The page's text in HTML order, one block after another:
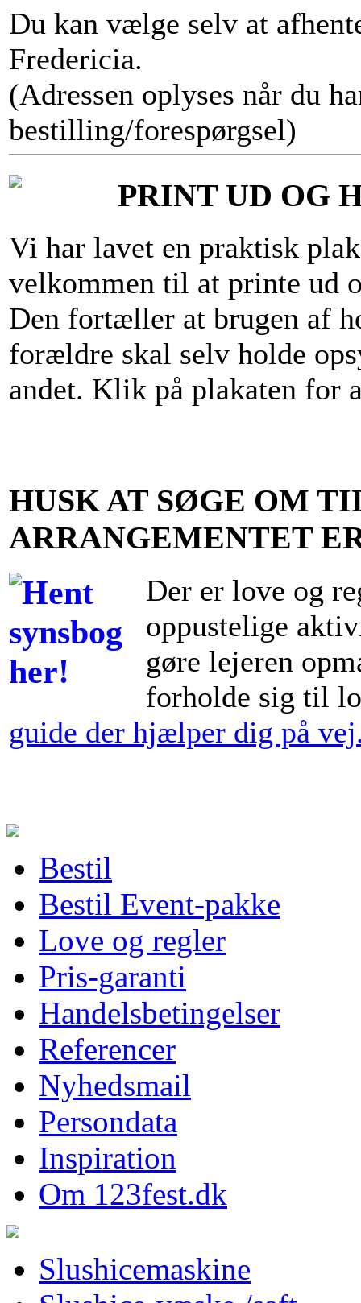
Du kan vælge selv at
Fredericia.
(Adressen oplyses når du
bestilling/forespørgsel)
PRINT UD OG
Vi har lavet en praktisk
velkommen til at printe ud
Den fortæller at brugen af
forældre skal selv holde
andet. Klik på plakaten for
HUSK AT SØGE OM
ARRANGEMENTET
Der er love og
oppustelige
gøre lejeren
forholde sig til
guide der hjælper dig på
Bestil
Bestil Event-pakke
Love og regler
Pris-garanti
Handelsbetingelser
Referencer
Nyhedsmail
Persondata
Inspiration
Om 123fest.dk
Slushicemaskine